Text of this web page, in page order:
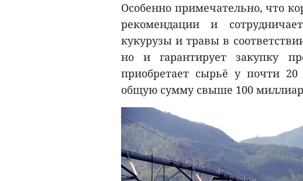
Особенно примечательно, что
рекомендации и
кукурузы и травы в
но и гарантирует закупку
приобретает сырьё у почти
общую сумму свыше 100